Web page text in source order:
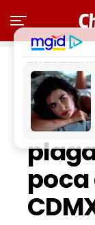
A la